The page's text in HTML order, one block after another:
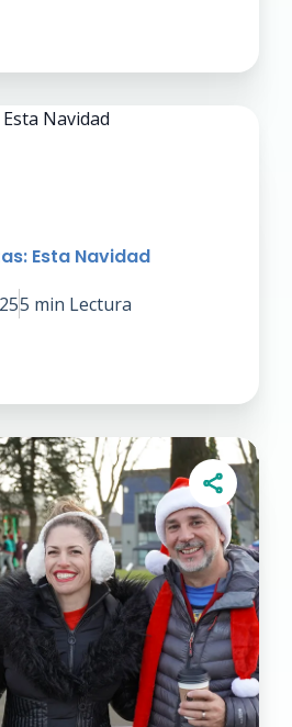
Esta Navidad
5 min Lectura